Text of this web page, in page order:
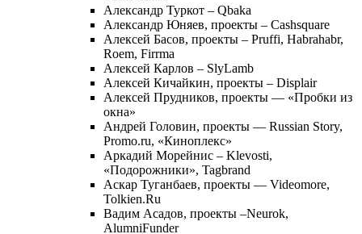
Александр Туркот – Qbaka
Александр Юняев, проекты – Cashsquare
Алексей Басов, проекты – Pruffi, Habrahabr,
Roem, Firrma
Алексей Карлов – SlyLamb
Алексей Кичайкин, проекты – Displair
Алексей Прудников, проекты — «Пробки из
окна»
Андрей Головин, проекты — Russian Story,
Promo.ru, «Киноплекс»
Аркадий Морейнис – Klevosti,
«Подорожники», Tagbrand
Аскар Туганбаев, проекты — Videomore,
Tolkien.Ru
Вадим Асадов, проекты –Neurok,
AlumniFunder